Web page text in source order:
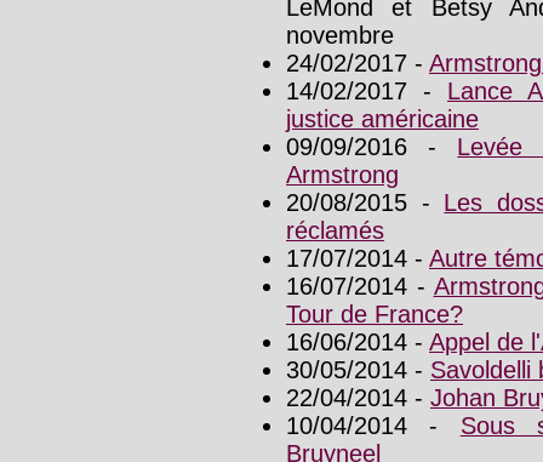
LeMond et Betsy
novembre
24/02/2017 -
14/02/2017 - Lance
justice américaine
09/09/2016 - Levée
Armstrong
20/08/2015 - Les
réclamés
17/07/2014 - Autre
16/07/2014 -
Tour de France?
16/06/2014 - Appel de
30/05/2014 - Savoldelli
22/04/2014 - Johan
10/04/2014 - Sous
Bruyneel